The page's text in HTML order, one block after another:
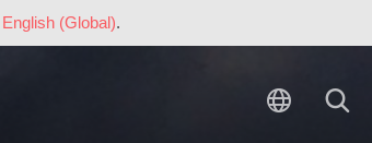
English (Global).